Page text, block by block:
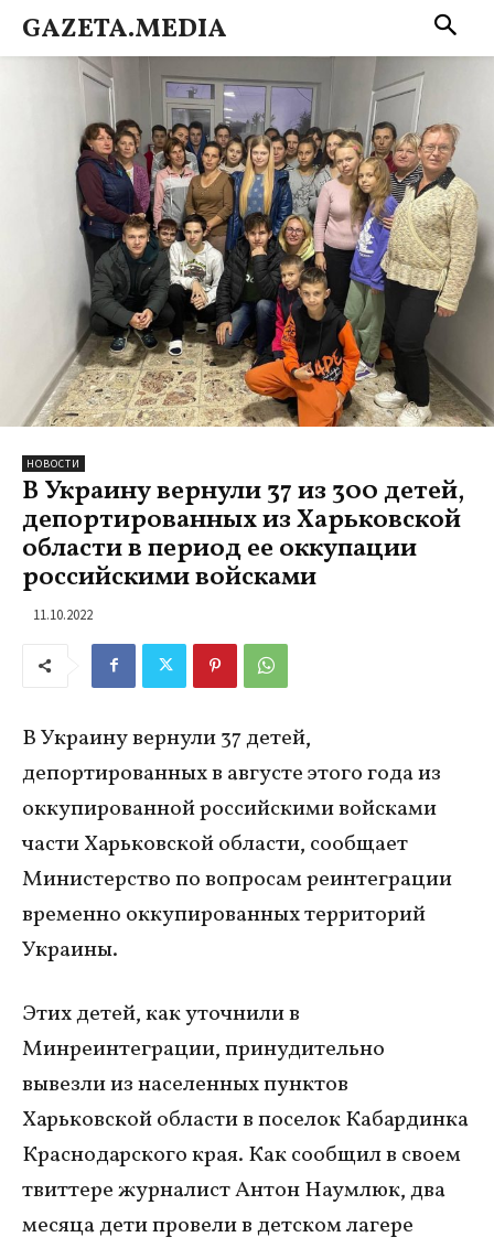
GAZETA.MEDIA
НОВОСТИ
В Украину вернули 37 из 300 детей,
депортированных из Харьковской
области в период ее оккупации
российскими войсками
11.10.2022
В Украину вернули 37 детей,
депортированных в августе этого года из
оккупированной российскими войсками
части Харьковской области, сообщает
Министерство по вопросам реинтеграции
временно оккупированных территорий
Украины.
Этих детей, как уточнили в
Минреинтеграции, принудительно
вывезли из населенных пунктов
Харьковской области в поселок Кабардинка
Краснодарского края. Как сообщил в своем
твиттере журналист Антон Наумлюк, два
месяца дети провели в детском лагере